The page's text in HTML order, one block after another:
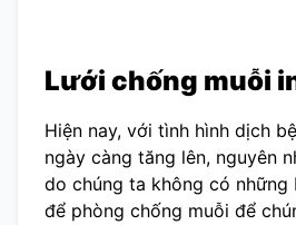
Lưới chống muỗi
Hiện nay, với tình hình dịch
ngày càng tăng lên, nguyên
do chúng ta không có những
để phòng chống muỗi để